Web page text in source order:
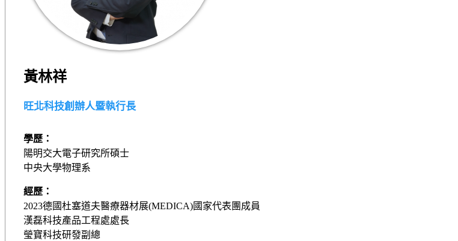
黃林祥
旺北科技創辦人暨執行長
學歷：
陽明交大電子研究所碩士
中央大學物理系
經歷：
2023德國杜塞道夫醫療器材展(MEDICA)國家代表團成員
漢磊科技產品工程處處長
瑩寶科技研發副總